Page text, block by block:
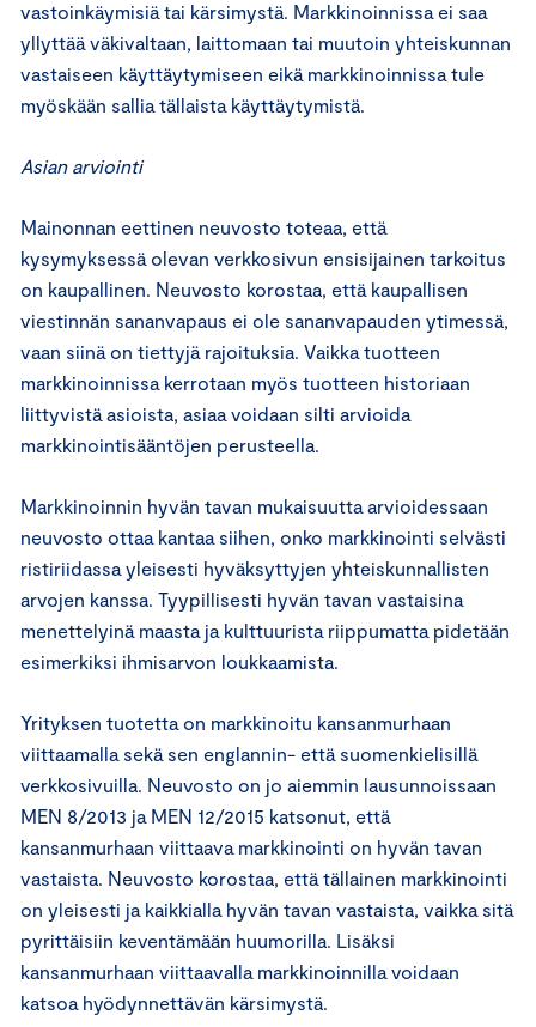
vastoinkäymisiä tai kärsimystä. Markkinoinnissa ei saa
yllyttää väkivaltaan, laittomaan tai muutoin yhteiskunnan
vastaiseen käyttäytymiseen eikä markkinoinnissa tule
myöskään sallia tällaista käyttäytymistä.
Asian arviointi
Mainonnan eettinen neuvosto toteaa, että
kysymyksessä olevan verkkosivun ensisijainen tarkoitus
on kaupallinen. Neuvosto korostaa, että kaupallisen
viestinnän sananvapaus ei ole sananvapauden ytimessä,
vaan siinä on tiettyjä rajoituksia. Vaikka tuotteen
markkinoinnissa kerrotaan myös tuotteen historiaan
liittyvistä asioista, asiaa voidaan silti arvioida
markkinointisääntöjen perusteella.
Markkinoinnin hyvän tavan mukaisuutta arvioidessaan
neuvosto ottaa kantaa siihen, onko markkinointi selvästi
ristiriidassa yleisesti hyväksyttyjen yhteiskunnallisten
arvojen kanssa. Tyypillisesti hyvän tavan vastaisina
menettelyinä maasta ja kulttuurista riippumatta pidetään
esimerkiksi ihmisarvon loukkaamista.
Yrityksen tuotetta on markkinoitu kansanmurhaan
viittaamalla sekä sen englannin- että suomenkielisillä
verkkosivuilla. Neuvosto on jo aiemmin lausunnoissaan
MEN 8/2013 ja MEN 12/2015 katsonut, että
kansanmurhaan viittaava markkinointi on hyvän tavan
vastaista. Neuvosto korostaa, että tällainen markkinointi
on yleisesti ja kaikkialla hyvän tavan vastaista, vaikka sitä
pyrittäisiin keventämään huumorilla. Lisäksi
kansanmurhaan viittaavalla markkinoinnilla voidaan
katsoa hyödynnettävän kärsimystä.